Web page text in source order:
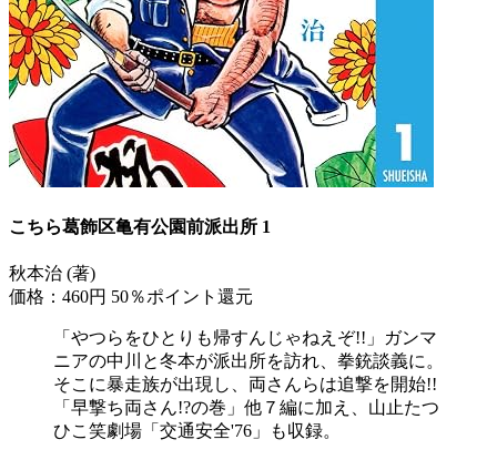
こちら葛飾区亀有公園前派出所 1
秋本治 (著)
価格：460円 50％ポイント還元
「やつらをひとりも帰すんじゃねえぞ!!」ガンマ
ニアの中川と冬本が派出所を訪れ、拳銃談義に。
そこに暴走族が出現し、両さんらは追撃を開始!!
「早撃ち両さん!?の巻」他７編に加え、山止たつ
ひこ笑劇場「交通安全'76」も収録。